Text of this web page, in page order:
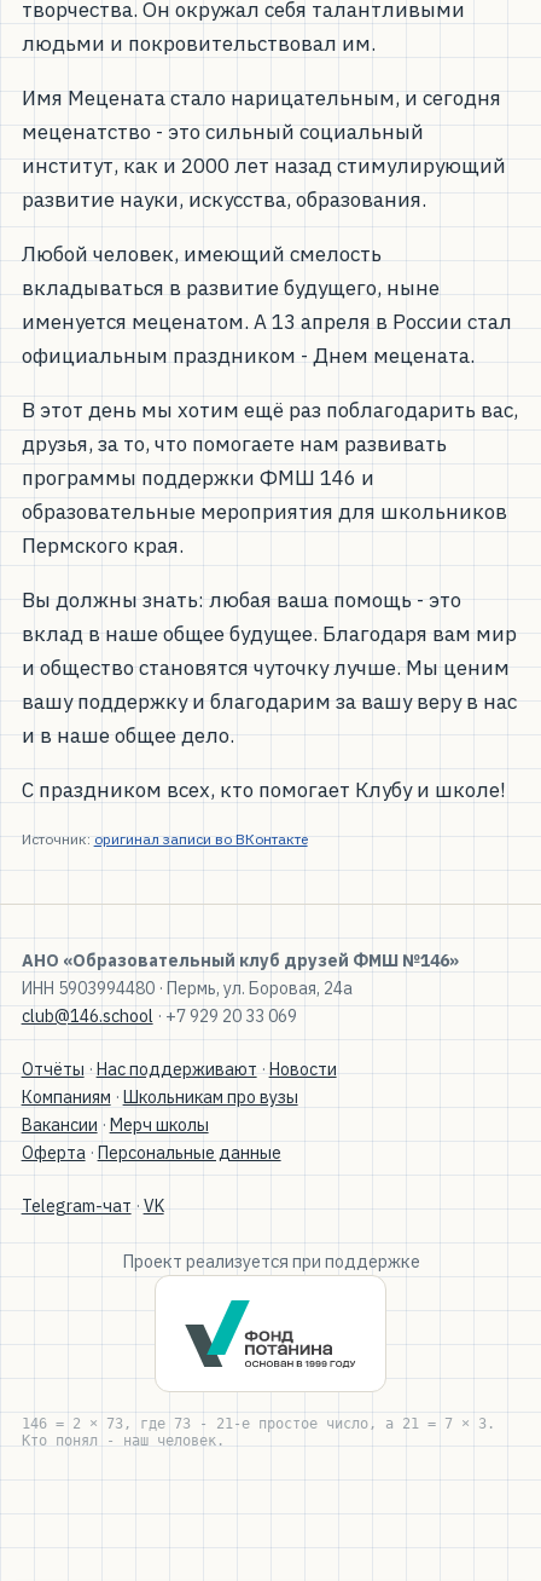
творчества. Он окружал себя талантливыми
людьми и покровительствовал им.
Имя Мецената стало нарицательным, и сегодня
меценатство - это сильный социальный
институт, как и 2000 лет назад стимулирующий
развитие науки, искусства, образования.
Любой человек, имеющий смелость
вкладываться в развитие будущего, ныне
именуется меценатом. А 13 апреля в России стал
официальным праздником - Днем мецената.
В этот день мы хотим ещё раз поблагодарить вас,
друзья, за то, что помогаете нам развивать
программы поддержки ФМШ 146 и
образовательные мероприятия для школьников
Пермского края.
Вы должны знать: любая ваша помощь - это
вклад в наше общее будущее. Благодаря вам мир
и общество становятся чуточку лучше. Мы ценим
вашу поддержку и благодарим за вашу веру в нас
и в наше общее дело.
С праздником всех, кто помогает Клубу и школе!
Источник: оригинал записи во ВКонтакте
АНО «Образовательный клуб друзей ФМШ №146»
ИНН 5903994480 · Пермь, ул. Боровая, 24а
club@146.school · +7 929 20 33 069
Отчёты · Нас поддерживают · Новости
Компаниям · Школьникам про вузы
Вакансии · Мерч школы
Оферта· Персональные данные
Telegram-чат · VK
Проект реализуется при поддержке
146 = 2 × 73, где 73 - 21-е простое число, а 21 = 7 × 3.
Кто понял - наш человек.